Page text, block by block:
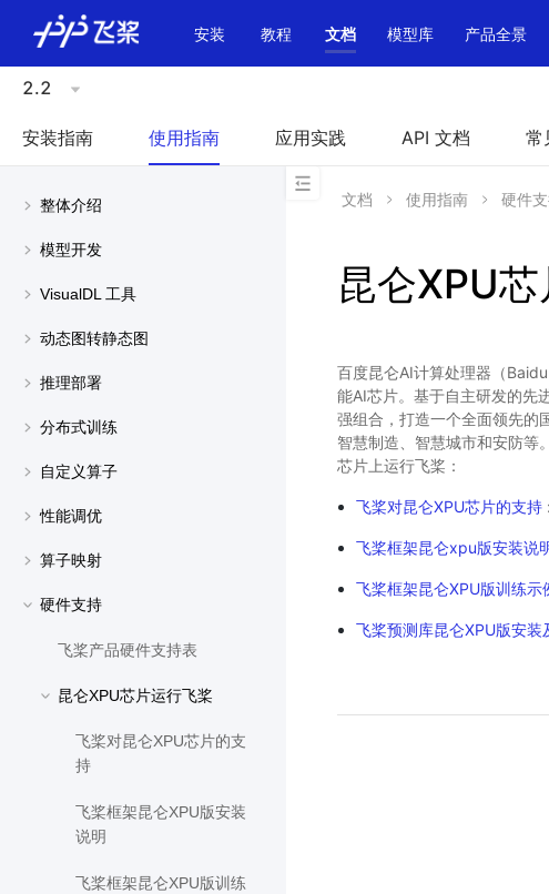
安装 教程 文档 模型库 产品全景
2.2
安装指南 使用指南 应用实践 API 文档 常
整体介绍
模型开发
VisualDL 工具
动态图转静态图
推理部署
分布式训练
自定义算子
性能调优
算子映射
硬件支持
飞桨产品硬件支持表
昆仑XPU芯片运行飞桨
飞桨对昆仑XPU芯片的支
持
飞桨框架昆仑XPU版安装
说明
飞桨框架昆仑XPU版训练
文档 使用指南 硬件
昆仑XPU
百度昆仑AI计算处理器（
能AI芯片。基于自主研发的先
强组合，打造一个全面领先的
智慧制造、智慧城市和安防等
芯片上运行飞桨：
飞桨对昆仑XPU芯片的支持
飞桨框架昆仑xpu版安装说
飞桨框架昆仑XPU版训练示
飞桨预测库昆仑XPU版安装